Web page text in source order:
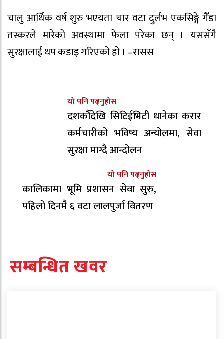
चालु आर्थिक वर्ष शुरु भएयता चार वटा दुर्लभ एकसिङ्गे गैँडा
तस्करले मारेको अवस्थामा फेला परेका छन् । यससँगै
सुरक्षालाई थप कडाइ गरिएको हो । –रासस
यो पनि पढ्नुहोस
दशकौँदेखि सिटिईभिटी धानेका करार
कर्मचारीको भविष्य अन्योलमा, सेवा
सुरक्षा माग्दै आन्दोलन
यो पनि पढ्नुहोस
कालिकामा भूमि प्रशासन सेवा सुरु,
पहिलो दिनमै ६ वटा लालपुर्जा वितरण
सम्बन्धित खवर